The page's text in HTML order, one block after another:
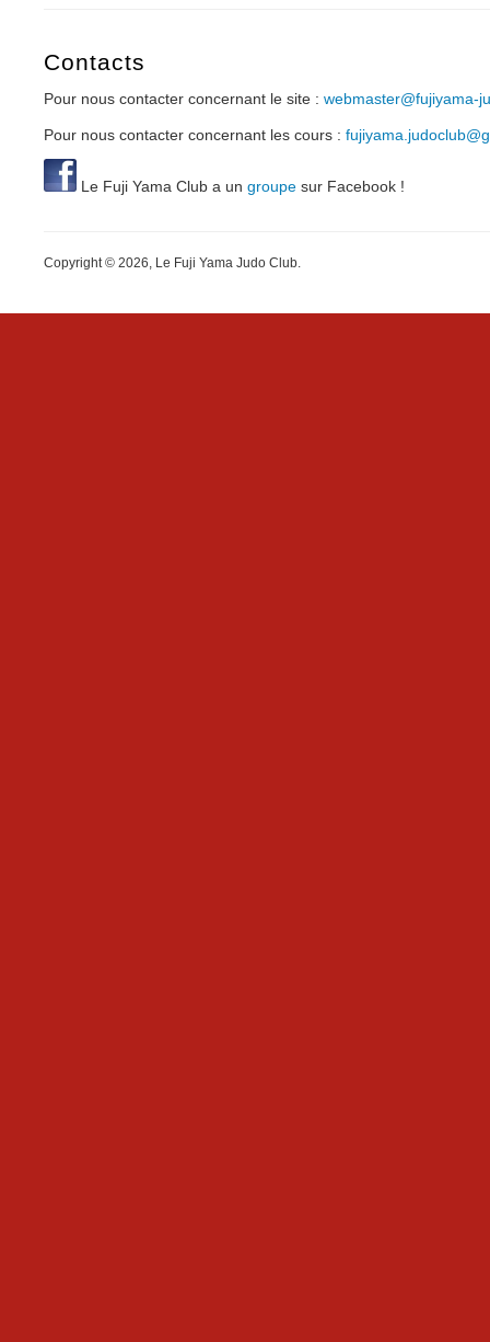
Contacts
Pour nous contacter concernant le site : webmaster@fujiyama-
Pour nous contacter concernant les cours :
Le Fuji Yama Club a un groupe sur Facebook !
Copyright © 2026, Le Fuji Yama Judo Club.